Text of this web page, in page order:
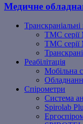
Медичне
ТМС серії
ТМС серії
Реабілітація
Мобільна
Спірометри
Система
Spirolab